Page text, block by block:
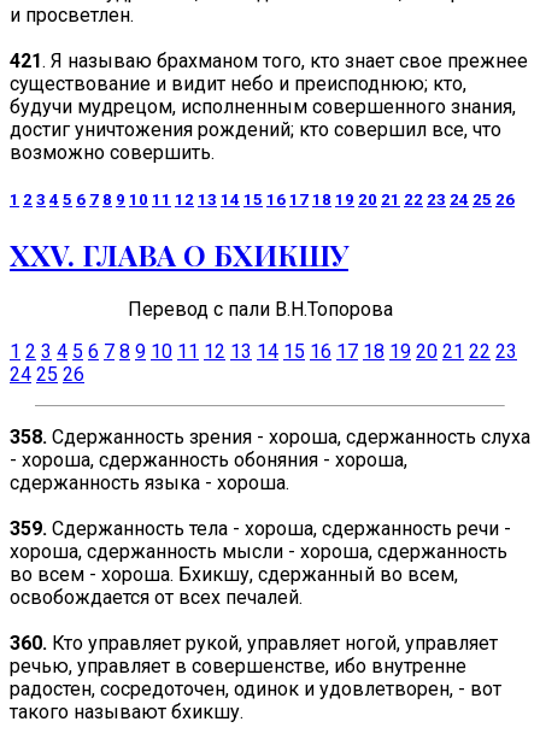
и просветлен.
421. Я называю брахманом того, кто знает свое прежнее
существование и видит небо и преисподнюю; кто,
будучи мудрецом, исполненным совершенного знания,
достиг уничтожения рождений; кто совершил все, что
возможно совершить.
1 2 3 4 5 6 7 8 9 10 11 12 13 14 15 16 17 18 19 20 21 22 23 24 25 26
ХХV. ГЛАВА О БХИКШУ
Перевод с пали В.Н.Топорова
1 2 3 4 5 6 7 8 9 10 11 12 13 14 15 16 17 18 19 20 21 22 23
24 25 26
358. Сдержанность зрения - хороша, сдержанность слуха
- хороша, сдержанность обоняния - хороша,
сдержанность языка - хороша.
359. Сдержанность тела - хороша, сдержанность речи -
хороша, сдержанность мысли - хороша, сдержанность
во всем - хороша. Бхикшу, сдержанный во всем,
освобождается от всех печалей.
360. Кто управляет рукой, управляет ногой, управляет
речью, управляет в совершенстве, ибо внутренне
радостен, сосредоточен, одинок и удовлетворен, - вот
такого называют бхикшу.